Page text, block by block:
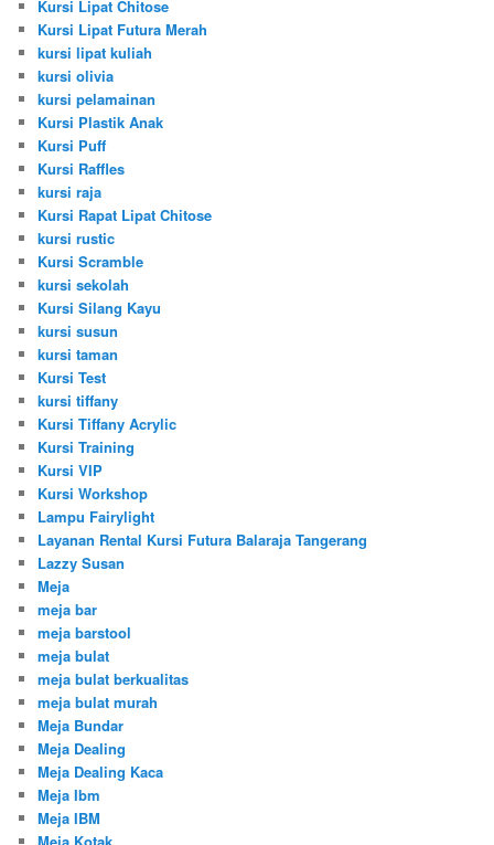
Kursi Lipat Chitose
Kursi Lipat Futura Merah
kursi lipat kuliah
kursi olivia
kursi pelamainan
Kursi Plastik Anak
Kursi Puff
Kursi Raffles
kursi raja
Kursi Rapat Lipat Chitose
kursi rustic
Kursi Scramble
kursi sekolah
Kursi Silang Kayu
kursi susun
kursi taman
Kursi Test
kursi tiffany
Kursi Tiffany Acrylic
Kursi Training
Kursi VIP
Kursi Workshop
Lampu Fairylight
Layanan Rental Kursi Futura Balaraja Tangerang
Lazzy Susan
Meja
meja bar
meja barstool
meja bulat
meja bulat berkualitas
meja bulat murah
Meja Bundar
Meja Dealing
Meja Dealing Kaca
Meja Ibm
Meja IBM